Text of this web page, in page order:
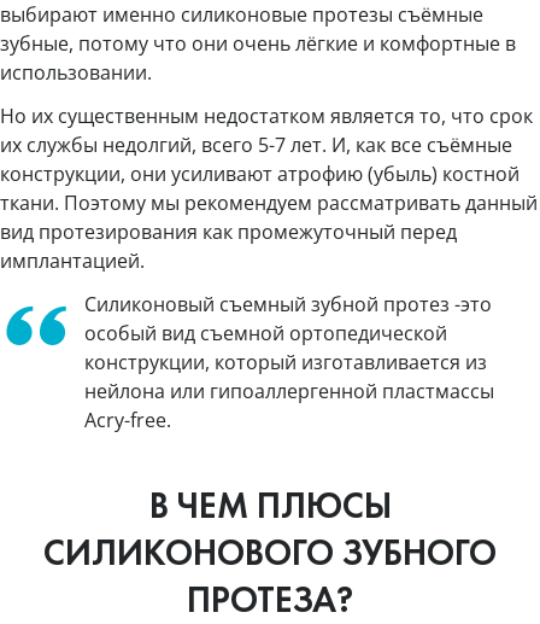
выбирают именно силиконовые протезы съёмные
зубные, потому что они очень лёгкие и комфортные в
использовании.
Но их существенным недостатком является то, что срок
их службы недолгий, всего 5-7 лет. И, как все съёмные
конструкции, они усиливают атрофию (убыль) костной
ткани. Поэтому мы рекомендуем рассматривать данный
вид протезирования как промежуточный перед
имплантацией.
Силиконовый съемный зубной протез -это
особый вид съемной ортопедической
конструкции, который изготавливается из
нейлона или гипоаллергенной пластмассы
Acry-free.
В ЧЕМ ПЛЮСЫ
СИЛИКОНОВОГО ЗУБНОГО
ПРОТЕЗА?